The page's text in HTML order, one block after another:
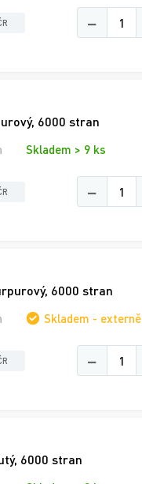
−
6000 stran
Skladem > 9 ks
−
6000 stran
Skladem - externě
−
6000 stran